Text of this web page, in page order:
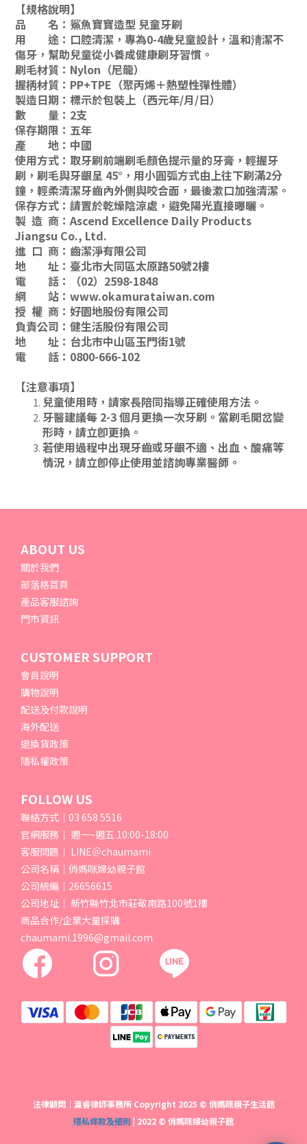
【規格說明】
品 名：鯊魚寶寶造型 兒童牙刷
用 途 ： 口腔清潔，專為0-4歲兒童設計，溫和淸潔不
傷牙，幫助兒童從小養成健康刷牙習慣。
刷毛材質 ： Nylon（尼龍）
握柄材質 ： PP+TPE（聚丙烯＋熱塑性彈性體）
製造日期 ： 標示於包裝上（西元年/月/日）
數 量 ： 2支
保存期限 ： 五年
產 地 ： 中國
使用方式 ： 取牙刷前端刷毛顏色提示量的牙膏，輕握牙
刷，刷毛與牙齦呈 45°，用小圓弧方式由上往下刷滿2分
鐘，輕柔清潔牙齒內外側與咬合面，最後漱口加強清潔。
保存方式 ： 請置於乾燥陰涼處，避免陽光直接曝曬。
製 造 商 ：Ascend Excellence Daily Products
Jiangsu Co., Ltd.
進 口 商 ： 齒潔淨有限公司
地 址 ： 臺北市大同區太原路50號2樓
電 話 ：
（02）2598-1848
網 站 ： www.okamurataiwan.com
授 權 商 ： 好園地股份有限公司
負責公司 ： 健生活股份有限公司
地 址 ： 台北市中山區玉門街1號
電 話 ： 0800-666-102
【注意事項】
兒童使用時，請家長陪同指導正確使用方法。
牙醫建議每 2-3 個月更換一次牙刷。當刷毛開岔變
形時，請立卽更換。
若使用過程中出現牙齒或牙齦不適、出血、酸痛等
情況，請立卽停止使用並諮詢專業醫師。
ABOUT US
關於我們
部落格首頁
產品客服諮詢
門市資訊
CUSTOMER SUPPORT
會員說明
購物說明
配送及付款說明
海外配送
退換貨政策
隱私權政策
FOLLOW US
聯絡方式｜03 658 5516
官網服務｜ 週一~週五 10:00-18:00
客服問題｜ LINE＠chaumami
公司名稱｜俏媽咪婦幼親子館
公司統編｜26656615
公司地址｜ 新竹縣竹北市莊敬南路100號1樓
商品合作/企業大量採購
chaumami.1996@gmail.com
法律顧問｜瀛睿律師事務所 Copyright 2025 © 俏媽咪親子生活館
隱私條款及細則 | 2022 © 俏媽咪婦幼親子館